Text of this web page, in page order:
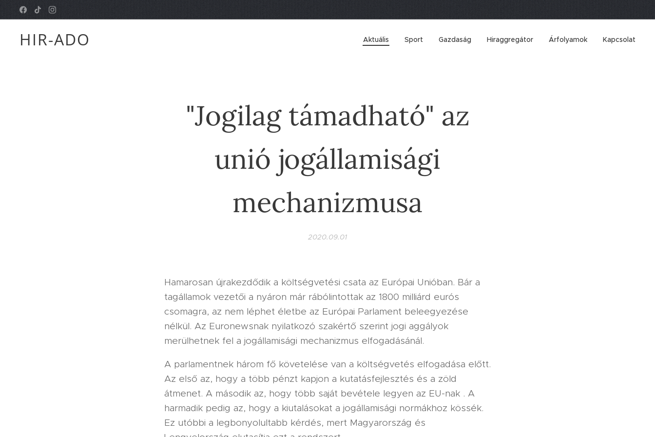
HIR-ADO Aktuális Sport Gazdaság Hiraggregátor Árfolyamok Kapcsolat
"Jogilag támadható" az
unió jogállamisági
mechanizmusa
2020.09.01
Hamarosan újrakezdődik a költségvetési csata az Európai Unióban. Bár a
tagállamok vezetői a nyáron már rábólintottak az 1800 milliárd eurós
csomagra, az nem léphet életbe az Európai Parlament beleegyezése
nélkül. Az Euronewsnak nyilatkozó szakértő szerint jogi aggályok
merülhetnek fel a jogállamisági mechanizmus elfogadásánál.
A parlamentnek három fő követelése van a költségvetés elfogadása előtt.
Az első az, hogy a több pénzt kapjon a kutatásfejlesztés és a zöld
átmenet. A második az, hogy több saját bevétele legyen az EU-nak . A
harmadik pedig az, hogy a kiutalásokat a jogállamisági normákhoz kössék.
Ez utóbbi a legbonyolultabb kérdés, mert Magyarország és